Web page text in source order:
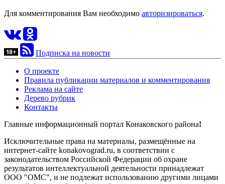
Для комментирования Вам необходимо авторизироваться.
Подписка на новости
О проекте
Правила публикации материалов и комментирования
Реклама на сайте
Дерево рубрик
Контакты
Главные информационный портал Конаковского района!
Исключительные права на материалы, размещённые на
интернет-сайте konakovograd.ru, в соответствии с
законодательством Российской Федерации об охране
результатов интеллектуальной деятельности принадлежат
ООО "ОМС", и не подлежат использованию другими лицами